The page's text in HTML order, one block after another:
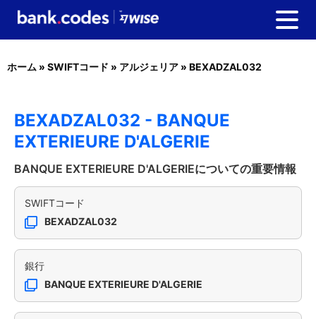
ホーム » SWIFTコード » アルジェリア » BEXADZAL032
BEXADZAL032 - BANQUE
EXTERIEURE D'ALGERIE
BANQUE EXTERIEURE D'ALGERIEについての重要情報
SWIFTコード
BEXADZAL032
銀行
BANQUE EXTERIEURE D'ALGERIE